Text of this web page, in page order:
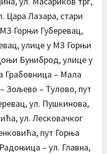
Цара Лазара, стари
Горњи Губеревац,
улице у МЗ Горњи
Буниброд, улице у
Грабовница – Мала
Зољево – Тулово, пут
ул. Пушкинова,
ул. Лесковачког
пут Горња
– ул. Главна,